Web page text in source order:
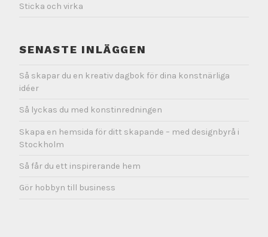
Sticka och virka
SENASTE INLÄGGEN
Så skapar du en kreativ dagbok för dina konstnärliga
idéer
Så lyckas du med konstinredningen
Skapa en hemsida för ditt skapande – med designbyrå i
Stockholm
Så får du ett inspirerande hem
Gör hobbyn till business